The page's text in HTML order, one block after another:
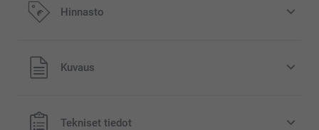
Hinnasto
Kaikki hinnat ovat euroina, sisältävät arvonlisäveron ja
eivät sisällä postikuluja.
Kuvaus
Tekniset tiedot